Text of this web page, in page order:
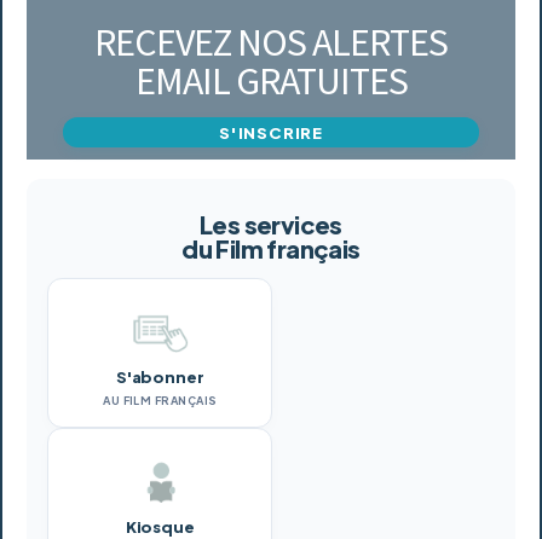
RECEVEZ NOS ALERTES
EMAIL GRATUITES
S'INSCRIRE
Les services
du Film français
S'abonner
AU FILM FRANÇAIS
Kiosque